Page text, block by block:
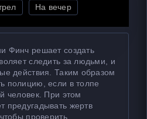
На вечер
Финч решает создать
следить за людьми, и
действия. Таким образом
полицию, если в толпе
человек. При этом
предугадывать жертв
проверить